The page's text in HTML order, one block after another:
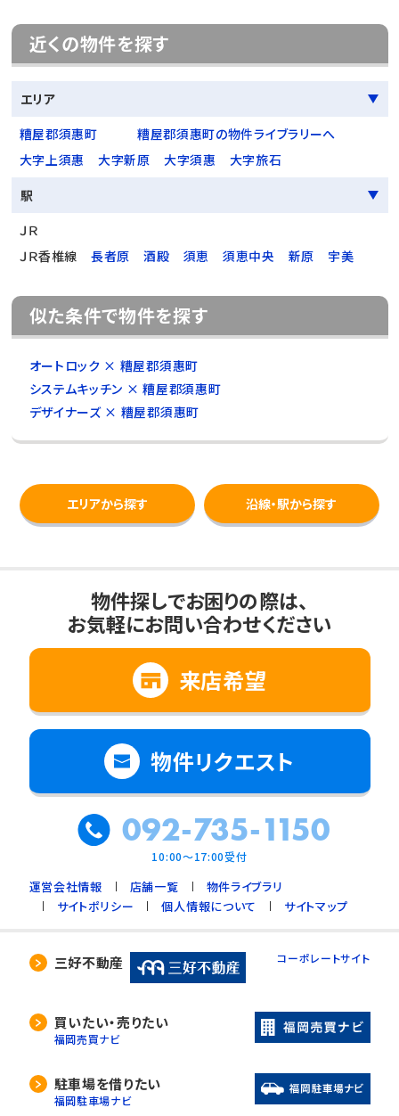
近くの物件を探す
エリア
糟屋郡須惠町
糟屋郡須惠町の物件ライブラリーへ
大字上須惠
大字新原 大字須惠
大字旅石
駅
ＪＲ
ＪＲ香椎線
長者原 酒殿 須恵 須恵中央 新原 宇美
似た条件で物件を探す
オートロック × 糟屋郡須惠町
システムキッチン × 糟屋郡須惠町
デザイナーズ × 糟屋郡須惠町
エリアから探す 沿線・駅から探す
物件探しでお困りの際は、
お気軽にお問い合わせください
来店希望
物件リクエスト
092-735-1150
10:00～17:00受付
運営会社情報 店舗一覧
物件ライブラリ
サイトポリシー
個人情報について サイトマップ
三好不動産 コーポレートサイト
買いたい・売りたい
福岡売買ナビ
駐車場を借りたい
福岡駐車場ナビ